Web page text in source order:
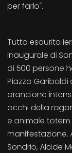
per farlo".
Tutto esaurito
inaugurale di
di 500 persone
Piazza
arancione
occhi della
e animale totem
manifestazione.
Sondrio, Alcide